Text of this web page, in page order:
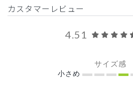
カスタマーレビュー
4.51
サイズ感
小さめ